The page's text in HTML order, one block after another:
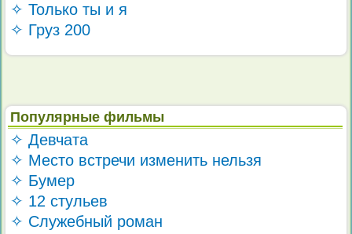
✧ Только ты и я
✧ Груз 200
Популярные фильмы
✧ Девчата
✧ Место встречи изменить нельзя
✧ Бумер
✧ 12 стульев
✧ Служебный роман